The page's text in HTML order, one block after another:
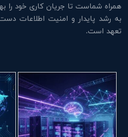
همراه شماست تا جریان کاری خود را
به رشد پایدار و امنیت اطلاعات
تعهد است.